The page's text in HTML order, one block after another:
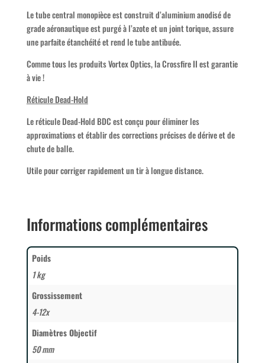
Le tube central monopièce est construit d’aluminium anodisé de
grade aéronautique est purgé à l’azote et un joint torique, assure
une parfaite étanchéité et rend le tube antibuée.
Comme tous les produits Vortex Optics, la Crossfire II est garantie
à vie !
Réticule Dead-Hold
Le réticule Dead-Hold BDC est conçu pour éliminer les
approximations et établir des corrections précises de dérive et de
chute de balle.
Utile pour corriger rapidement un tir à longue distance.
Informations complémentaires
Poids
1 kg
Grossissement
4-12x
Diamètres Objectif
50 mm